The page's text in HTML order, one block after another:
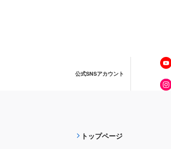
公式SNSアカウント
トップページ